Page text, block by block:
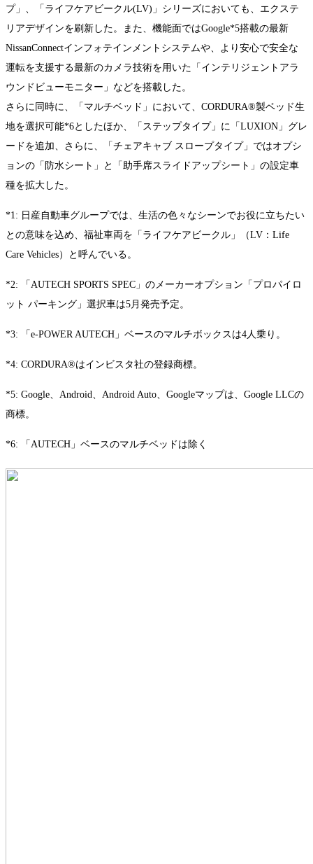
プ」、「ライフケアビークル(LV)」シリーズにおいても、エクステ
リアデザインを刷新した。また、機能面ではGoogle*5搭載の最新
NissanConnectインフォテインメントシステムや、より安心で安全な
運転を支援する最新のカメラ技術を用いた「インテリジェントアラ
ウンドビューモニター」などを搭載した。
さらに同時に、「マルチベッド」において、CORDURA®製ベッド生
地を選択可能*6としたほか、「ステップタイプ」に「LUXION」グレ
ードを追加、さらに、「チェアキャブ スロープタイプ」ではオプシ
ョンの「防水シート」と「助手席スライドアップシート」の設定車
種を拡大した。
*1: 日産自動車グループでは、生活の色々なシーンでお役に立ちたい
との意味を込め、福祉車両を「ライフケアビークル」（LV：Life
Care Vehicles）と呼んでいる。
*2: 「AUTECH SPORTS SPEC」のメーカーオプション「プロパイロ
ット パーキング」選択車は5月発売予定。
*3: 「e‑POWER AUTECH」ベースのマルチボックスは4人乗り。
*4: CORDURA®はインビスタ社の登録商標。
*5: Google、Android、Android Auto、Googleマップは、Google LLCの
商標。
*6: 「AUTECH」ベースのマルチベッドは除く